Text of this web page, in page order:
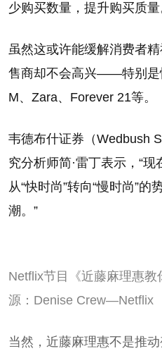
少购买数量，提升购买质量
虽然这或许能缓解消费者
售商却不会高兴——特别是
M、Zara、Forever 21等。
韦德布什证券（Wedbush
究分析师简·雷丁表示，“
从“快时尚”转向“慢时尚”的
潮。”
Netflix节目《近藤麻理惠
源：Denise Crew—Netflix
当然，近藤麻理惠不是推